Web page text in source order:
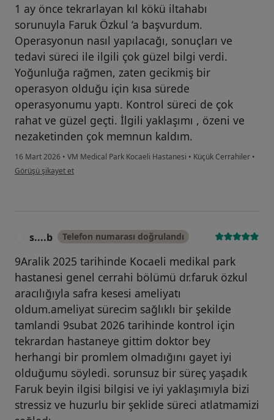
1 ay önce tekrarlayan kıl kökü iltahabı
sorunuyla Faruk Özkul ‘a başvurdum.
Operasyonun nasıl yapılacağı, sonuçları ve
tedavi süreci ile ilgili çok güzel bilgi verdi.
Yoğunluğa rağmen, zaten gecikmiş bir
operasyon olduğu için kısa sürede
operasyonumu yaptı. Kontrol süreci de çok
rahat ve güzel geçti. İlgili yaklaşımı , özeni ve
nezaketinden çok memnun kaldım.
16 Mart 2026 • VM Medical Park Kocaeli Hastanesi • Küçük Cerrahiler •
kullanıcının görüşüne göre me...i
Görüşü şikayet et
s....b Telefon numarası doğrulandı
9Aralik 2025 tarihinde Kocaeli medikal park
hastanesi genel cerrahi bölümü dr.faruk özkul
aracılığıyla safra kesesi ameliyatı
oldum.ameliyat sürecim sağlıklı bir şekilde
tamlandi 9subat 2026 tarihinde kontrol için
tekrardan hastaneye gittim doktor bey
herhangi bir promlem olmadığını gayet iyi
olduğumu söyledi. sorunsuz bir süreç yaşadık
Faruk beyin ilgisi bilgisi ve iyi yaklaşımıyla bizi
stressiz ve huzurlu bir şeklide süreci atlatmamizi